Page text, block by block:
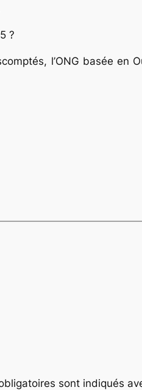
?
l’ONG basée en
sont indiqués